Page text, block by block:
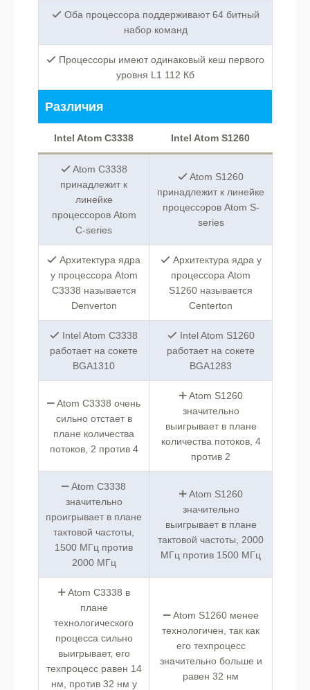
Оба процессора поддерживают 64 битный
набор команд
Процессоры имеют одинаковый кеш первого
уровня L1 112 Кб
Различия
Intel Atom C3338 Intel Atom S1260
Atom C3338
принадлежит к
линейке
процессоров Atom
C-series
Atom S1260
принадлежит к линейке
процессоров Atom S-
series
Архитектура ядра
у процессора Atom
C3338 называется
Denverton
Архитектура ядра у
процессора Atom
S1260 называется
Centerton
Intel Atom C3338
работает на сокете
BGA1310
Intel Atom S1260
работает на сокете
BGA1283
Atom C3338 очень
сильно отстает в
плане количества
потоков, 2 против 4
Atom S1260
значительно
выигрывает в плане
количества потоков, 4
против 2
Atom C3338
значительно
проигрывает в плане
тактовой частоты,
1500 МГц против
2000 МГц
Atom S1260
значительно
выигрывает в плане
тактовой частоты, 2000
МГц против 1500 МГц
Atom C3338 в
плане
технологического
процесса сильно
выигрывает, его
техпроцесс равен 14
нм, против 32 нм у
Atom S1260 менее
технологичен, так как
его техпроцесс
значительно больше и
равен 32 нм